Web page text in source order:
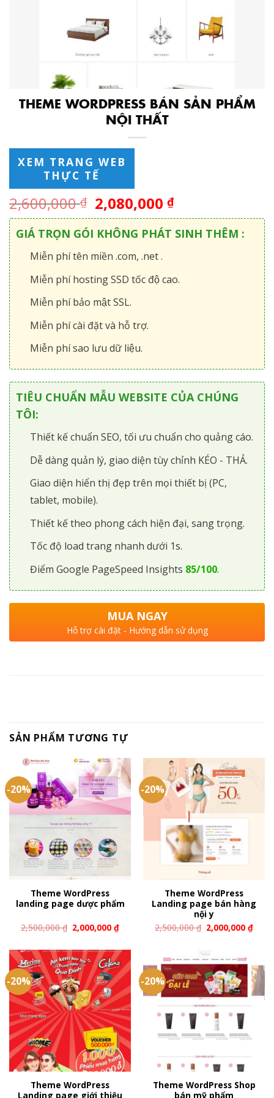
THEME WORDPRESS BÁN SẢN PHẨM
NỘI THẤT
XEM TRANG WEB
THỰC TẾ
2,600,000₫ 2,080,000₫
GIÁ TRỌN GÓI KHÔNG PHÁT SINH THÊM :
Miễn phí tên miền .com, .net .
Miễn phí hosting SSD tốc độ cao.
Miễn phí bảo mật SSL.
Miễn phí cài đặt và hỗ trợ.
Miễn phí sao lưu dữ liệu.
TIÊU CHUẨN MẪU WEBSITE CỦA CHÚNG
TÔI:
Thiết kế chuẩn SEO, tối ưu chuẩn cho quảng cáo.
Dễ dàng quản lý, giao diện tùy chỉnh KÉO - THẢ.
Giao diện hiển thị đẹp trên mọi thiết bị (PC,
tablet, mobile).
Thiết kế theo phong cách hiện đại, sang trọng.
Tốc độ load trang nhanh dưới 1s.
Điểm Google PageSpeed Insights 85/100.
MUA NGAY
Hỗ trợ cài đặt - Hướng dẫn sử dụng
SẢN PHẨM TƯƠNG TỰ
-20%
Theme WordPress
landing page dược phẩm
2,500,000₫ 2,000,000₫
-20%
Theme WordPress
Landing page bán hàng
nội y
2,500,000₫ 2,000,000₫
-20%
Theme WordPress
Landing page giới thiệu
-20%
Theme WordPress Shop
bán mỹ phẩm